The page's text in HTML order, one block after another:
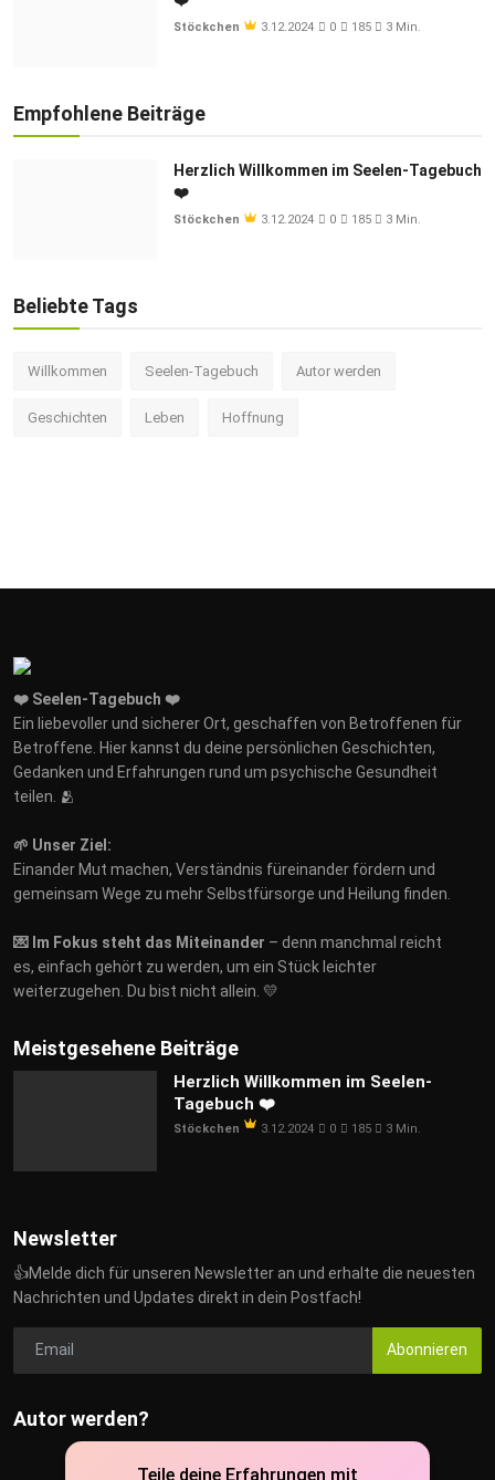
Stöckchen 3.12.2024 0 185 3 Min.
Empfohlene Beiträge
Herzlich Willkommen im Seelen-Tagebuch
❤️
Stöckchen 3.12.2024 0 185 3 Min.
Beliebte Tags
Willkommen Seelen-Tagebuch Autor werden
Geschichten Leben Hoffnung
❤️ Seelen-Tagebuch ❤️
Ein liebevoller und sicherer Ort, geschaffen von Betroffenen für
Betroffene. Hier kannst du deine persönlichen Geschichten,
Gedanken und Erfahrungen rund um psychische Gesundheit
teilen. 🫂
🌱 Unser Ziel:
Einander Mut machen, Verständnis füreinander fördern und
gemeinsam Wege zu mehr Selbstfürsorge und Heilung finden.
💌 Im Fokus steht das Miteinander – denn manchmal reicht
es, einfach gehört zu werden, um ein Stück leichter
weiterzugehen. Du bist nicht allein. 💛
Meistgesehene Beiträge
Herzlich Willkommen im Seelen-
Tagebuch ❤️
Stöckchen 3.12.2024 0 185 3 Min.
Newsletter
👍Melde dich für unseren Newsletter an und erhalte die neuesten
Nachrichten und Updates direkt in dein Postfach!
Abonnieren
Autor werden?
Teile deine Erfahrungen mit